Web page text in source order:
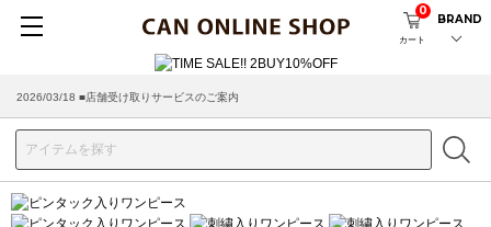
カート
0
BRAND
2026/03/18 ■店舗受け取りサービスのご案内